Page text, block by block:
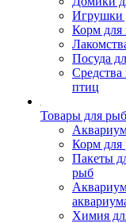
Игрушки
Корм для
Посуда
птиц
Товары для рыб
Корм для
Пакеты
рыб
Химия